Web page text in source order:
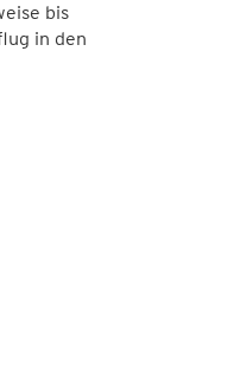
bis
in den